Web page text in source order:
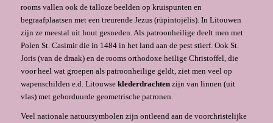
rooms vallen ook de talloze beelden op kruispunten en
begraafplaatsen met een treurende Jezus (rūpintojėlis). In Litouwen
zijn ze meestal uit hout gesneden. Als patroonheilige deelt men met
Polen St. Casimir die in 1484 in het land aan de pest stierf. Ook St.
Joris (van de draak) en de rooms orthodoxe heilige Christoffel, die
voor heel wat groepen als patroonheilige geldt, ziet men veel op
wapenschilden e.d. Litouwse klederdrachtenzijn van linnen (uit
vlas) met geborduurde geometrische patronen.
Veel nationale natuursymbolen zijn ontleend aan de voorchristelijke